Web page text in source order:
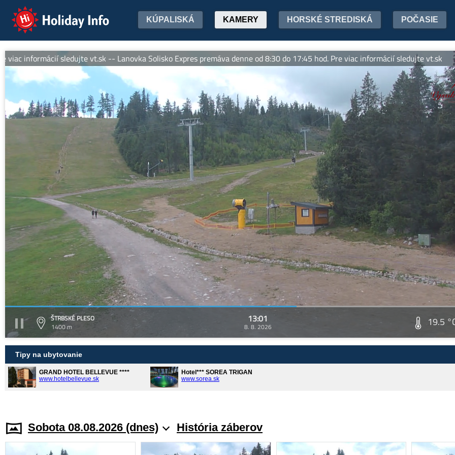
Holiday Info KÚPALISKÁ KAMERY HORSKÉ STREDISKÁ POČASIE
sledujte vt.sk -- Lanovka Solisko Expres premáva denne od 8:30 do 17:45 hod. Pre viac informácií sledujte vt.sk
ŠTRBSKÉ PLESO
1400 m
13:01
8. 8. 2026 19.5
Tipy na ubytovanie
GRAND HOTEL BELLEVUE ****
www.hotelbellevue.sk
Hotel*** SOREA TRIGAN
www.sorea.sk
Sobota 08.08.2026 (dnes) História záberov